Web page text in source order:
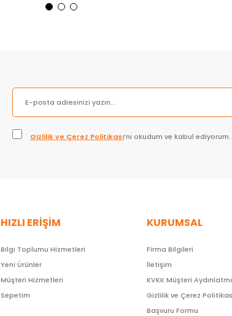
Gizlilik ve Çerez Politikası’nı okudum ve kabul ediyorum.
HIZLI ERİŞİM
Bilgi Toplumu Hizmetleri
Yeni Ürünler
Müşteri Hizmetleri
Sepetim
KURUMSAL
Firma Bilgileri
İletişim
KVKK Müşteri
Gizlilik ve Çerez
Başvuru Formu